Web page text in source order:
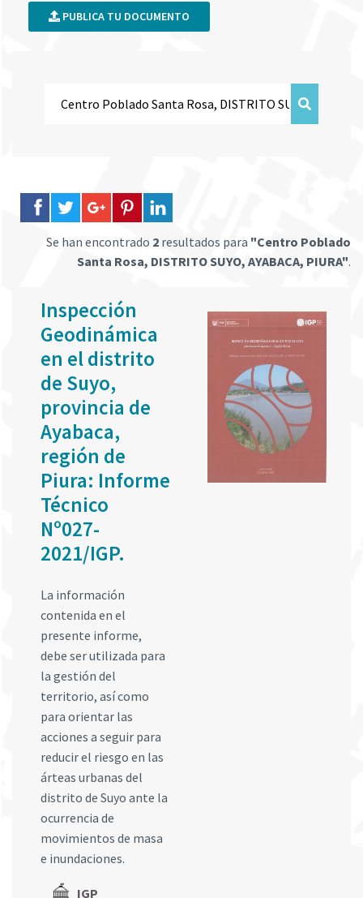
PUBLICA TU DOCUMENTO
Se han encontrado 2 resultados para "Centro Poblado
Santa Rosa, DISTRITO SUYO, AYABACA, PIURA".
Inspección
Geodinámica
en el distrito
de Suyo,
provincia de
Ayabaca,
región de
Piura: Informe
Técnico
Nº027-
2021/IGP.
La información
contenida en el
presente informe,
debe ser utilizada para
la gestión del
territorio, así como
para orientar las
acciones a seguir para
reducir el riesgo en las
árteas urbanas del
distrito de Suyo ante la
ocurrencia de
movimientos de masa
e inundaciones.
IGP